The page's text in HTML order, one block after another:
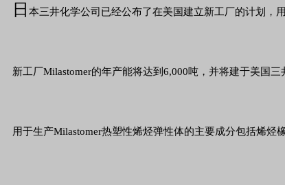
日 本三井化学公司已经公布了在美国建立新工厂的计划，
新工厂Milastomer的年产能将达到6,000吨，并将建于美国三
用于生产Milastomer热塑性烯烃弹性体的主要成分包括烯